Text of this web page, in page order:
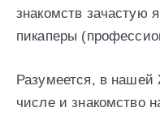
знакомств зачастую
пикаперы
Разумеется, в
числе и знакомство